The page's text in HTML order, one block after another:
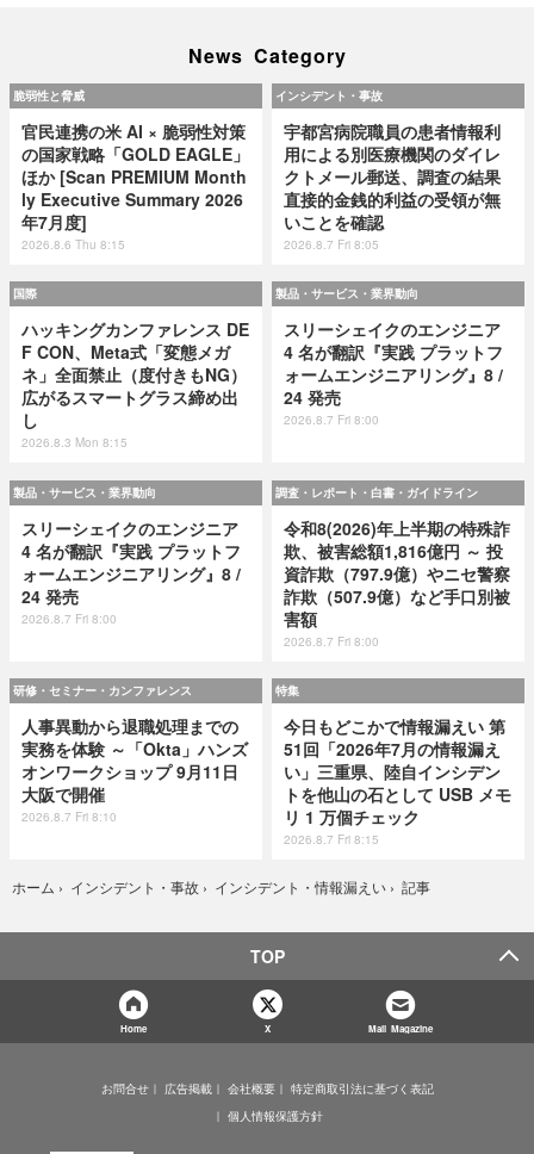
News Category
脆弱性と脅威
官民連携の米 AI × 脆弱性対策
の国家戦略「GOLD EAGLE」
ほか [Scan PREMIUM Month
ly Executive Summary 2026
年7月度]
2026.8.6 Thu 8:15
インシデント・事故
宇都宮病院職員の患者情報利
用による別医療機関のダイレ
クトメール郵送、調査の結果
直接的金銭的利益の受領が無
いことを確認
2026.8.7 Fri 8:05
国際
ハッキングカンファレンス DE
F CON、Meta式「変態メガ
ネ」全面禁止（度付きもNG）
広がるスマートグラス締め出
し
2026.8.3 Mon 8:15
製品・サービス・業界動向
スリーシェイクのエンジニア
4 名が翻訳『実践 プラットフ
ォームエンジニアリング』8 /
24 発売
2026.8.7 Fri 8:00
製品・サービス・業界動向
スリーシェイクのエンジニア
4 名が翻訳『実践 プラットフ
ォームエンジニアリング』8 /
24 発売
2026.8.7 Fri 8:00
調査・レポート・白書・ガイドライン
令和8(2026)年上半期の特殊詐
欺、被害総額1,816億円 ～ 投
資詐欺（797.9億）やニセ警察
詐欺（507.9億）など手口別被
害額
2026.8.7 Fri 8:00
研修・セミナー・カンファレンス
人事異動から退職処理までの
実務を体験 ～「Okta」ハンズ
オンワークショップ 9月11日
大阪で開催
2026.8.7 Fri 8:10
特集
今日もどこかで情報漏えい 第
51回「2026年7月の情報漏え
い」三重県、陸自インシデン
トを他山の石として USB メモ
リ 1 万個チェック
2026.8.7 Fri 8:15
ホーム › インシデント・事故 › インシデント・情報漏えい › 記事
TOP
Home X Mail Magazine
お問合せ 広告掲載 会社概要
特定商取引法に基づく表記
個人情報保護方針